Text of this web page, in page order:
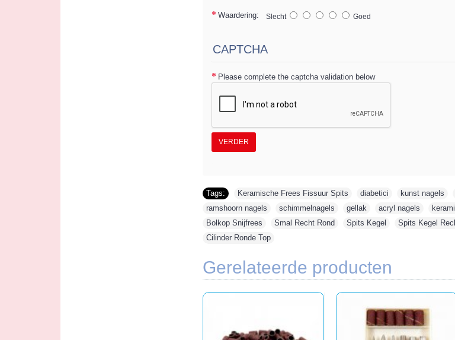
Waardering: Slecht Goed
CAPTCHA
Please complete the captcha validation below
VERDER
Tags: Keramische Frees Fissuur Spits diabetici kunst nagels
ramshoorn nagels
schimmelnagels gellak acryl nagels
Bolkop Snijfrees
Smal Recht Rond Spits Kegel Spits Kegel
Cilinder Ronde Top
Gerelateerde producten